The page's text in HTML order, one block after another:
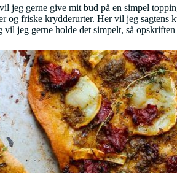
jeg gerne give mit bud på en simpel
og friske krydderurter. Her vil jeg
jeg gerne holde det simpelt, så opskriften